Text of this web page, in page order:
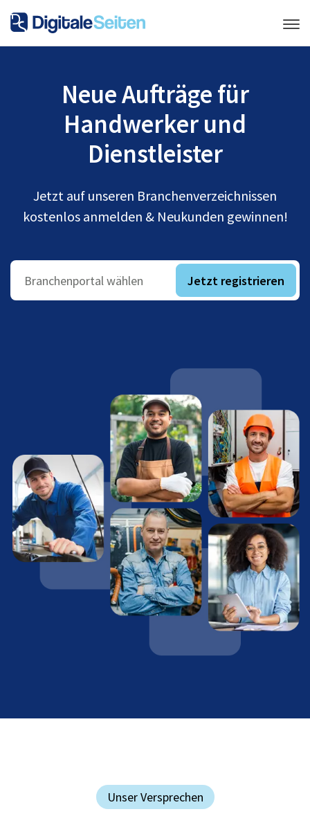
Neue Aufträge für
Handwerker und
Dienstleister
Jetzt auf unseren Branchenverzeichnissen
kostenlos anmelden & Neukunden gewinnen!
Branchenportal wählen Jetzt registrieren
Unser Versprechen